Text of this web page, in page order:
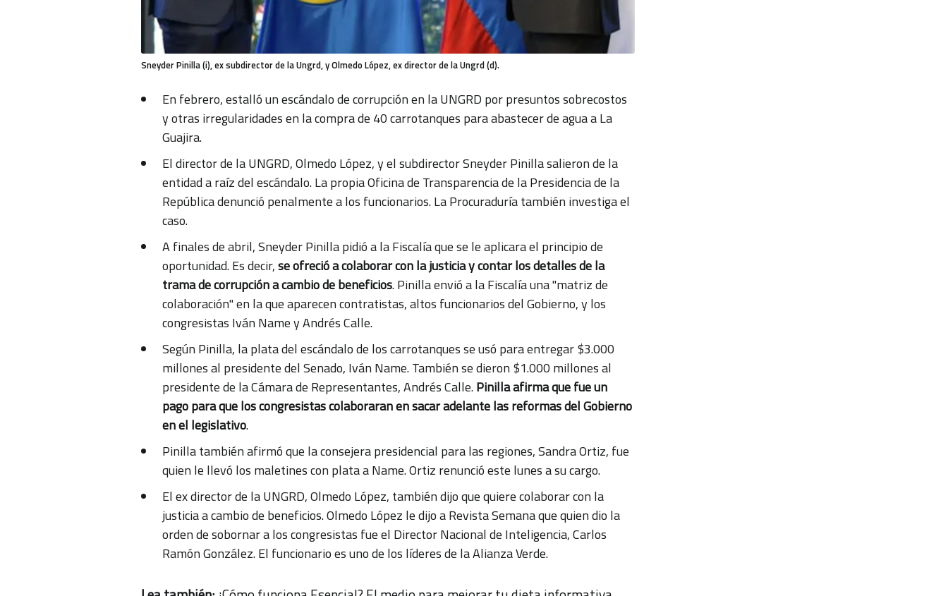
Sneyder Pinilla (i), ex subdirector de la Ungrd, y Olmedo López, ex director de la Ungrd (d).
En febrero, estalló un escándalo de corrupción en la UNGRD por presuntos sobrecostos
y otras irregularidades en la compra de 40 carrotanques para abastecer de agua a La
Guajira.
El director de la UNGRD, Olmedo López, y el subdirector Sneyder Pinilla salieron de la
entidad a raíz del escándalo. La propia Oficina de Transparencia de la Presidencia de la
República denunció penalmente a los funcionarios. La Procuraduría también investiga el
caso.
A finales de abril, Sneyder Pinilla pidió a la Fiscalía que se le aplicara el principio de
oportunidad. Es decir,se ofreció a colaborar con la justicia y contar los detalles de la
trama de corrupción a cambio de beneficios. Pinilla envió a la Fiscalía una "matriz de
colaboración" en la que aparecen contratistas, altos funcionarios del Gobierno, y los
congresistas Iván Name y Andrés Calle.
Según Pinilla, la plata del escándalo de los carrotanques se usó para entregar $3.000
millones al presidente del Senado, Iván Name. También se dieron $1.000 millones al
presidente de la Cámara de Representantes, Andrés Calle.Pinilla afirma que fue un
pago para que los congresistas colaboraran en sacar adelante las reformas del Gobierno
en el legislativo.
Pinilla también afirmó que la consejera presidencial para las regiones, Sandra Ortiz, fue
quien le llevó los maletines con plata a Name. Ortiz renunció este lunes a su cargo.
El ex director de la UNGRD, Olmedo López, también dijo que quiere colaborar con la
justicia a cambio de beneficios. Olmedo López le dijo a Revista Semana que quien dio la
orden de sobornar a los congresistas fue el Director Nacional de Inteligencia, Carlos
Ramón González. El funcionario es uno de los líderes de la Alianza Verde.